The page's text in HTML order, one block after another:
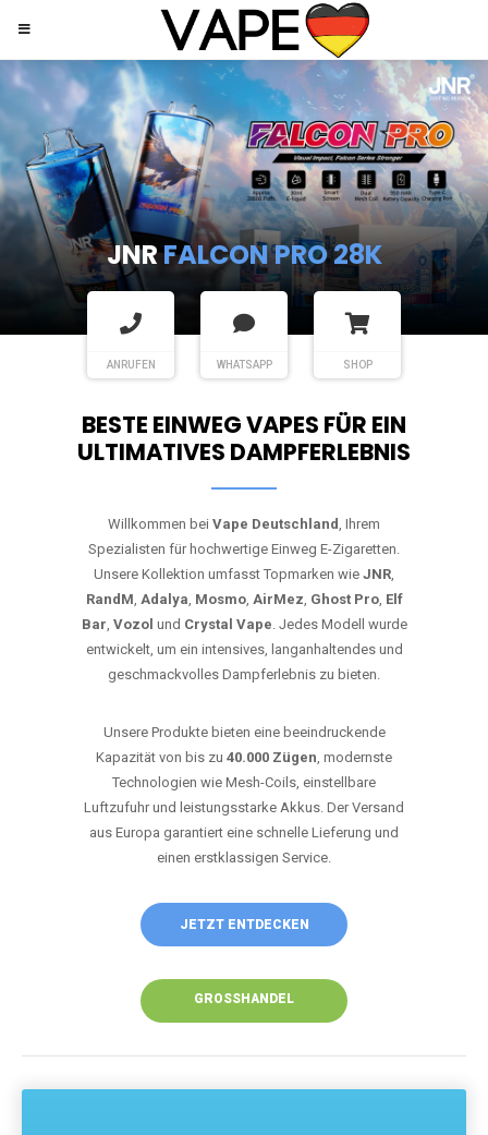
JNRSHISHA HOOKAH MAX
ANRUFEN WHATSAPP SHOP
BESTE EINWEG VAPES FÜR EIN
ULTIMATIVES DAMPFERLEBNIS
Willkommen bei Vape Deutschland, Ihrem
Spezialisten für hochwertige Einweg E-Zigaretten.
Unsere Kollektion umfasst Topmarken wie JNR,
RandM, Adalya, Mosmo, AirMez, Ghost Pro, Elf
Bar, Vozol und Crystal Vape. Jedes Modell wurde
entwickelt, um ein intensives, langanhaltendes und
geschmackvolles Dampferlebnis zu bieten.
Unsere Produkte bieten eine beeindruckende
Kapazität von bis zu 40.000 Zügen, modernste
Technologien wie Mesh-Coils, einstellbare
Luftzufuhr und leistungsstarke Akkus. Der Versand
aus Europa garantiert eine schnelle Lieferung und
einen erstklassigen Service.
JETZT ENTDECKEN
GROSSHANDEL